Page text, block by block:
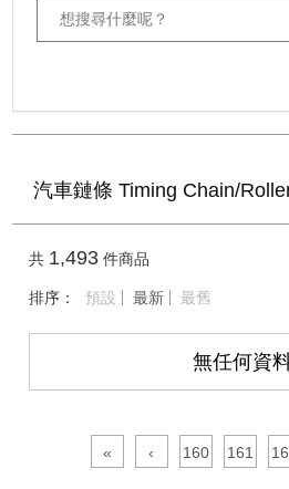
汽車鏈條 Timing Chain/
共 1,493 件商品
排序： 預設 最新 最舊
無任何資
« ‹ 160 161